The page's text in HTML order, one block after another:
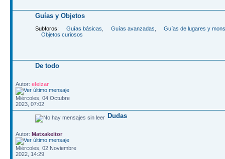
Guí­as y Objetos
Subforos: Guí­as básicas Guí­as avanzadas
Guí­as de lugares y
Objetos curiosos
De todo
Autor: eleizar
Miércoles, 04 Octubre
2023, 07:02
Dudas
Autor: Matxakeitor
Miércoles, 02 Noviembre
2022, 14:29